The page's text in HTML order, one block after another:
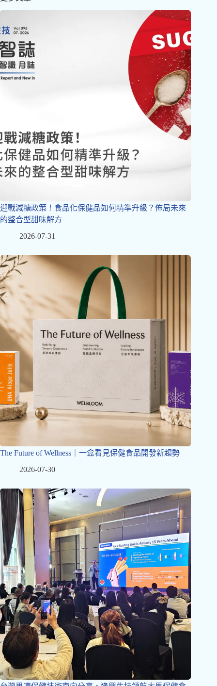
迎戰減糖政策！食品化保健品如何精準升級？佈局未來
的整合型甜味解方
2026-07-31
The Future of Wellness｜一盒看見保健食品開發新趨勢
2026-07-30